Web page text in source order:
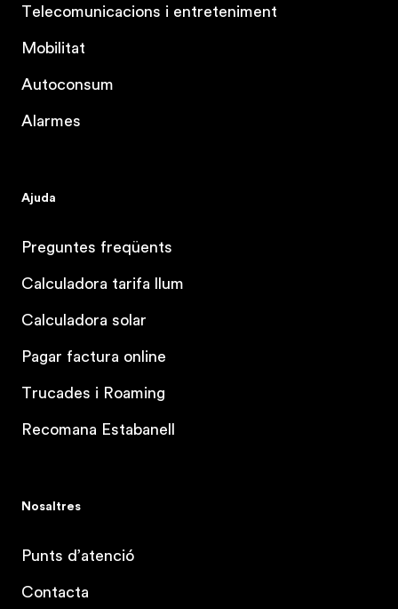
Telecomunicacions i entreteniment
Mobilitat
Autoconsum
Alarmes
Ajuda
Preguntes freqüents
Calculadora tarifa llum
Calculadora solar
Pagar factura online
Trucades i Roaming
Recomana Estabanell
Nosaltres
Punts d’atenció
Contacta